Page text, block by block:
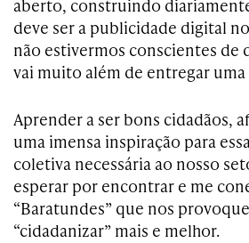
aberto, construindo
deve ser a publicidade digital
não estivermos conscientes de
vai muito além de entregar uma
Aprender a ser bons cidadãos,
uma imensa inspiração para
coletiva necessária ao nosso
esperar por encontrar e me
“Baratundes” que nos
“cidadanizar” mais e melhor.